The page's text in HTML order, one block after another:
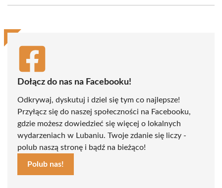
(Twitter)
Dołącz do nas na Facebooku!
Odkrywaj, dyskutuj i dziel się tym co najlepsze!
Przyłącz się do naszej społeczności na Facebooku,
gdzie możesz dowiedzieć się więcej o lokalnych
wydarzeniach w Lubaniu. Twoje zdanie się liczy -
polub naszą stronę i bądź na bieżąco!
Polub nas!